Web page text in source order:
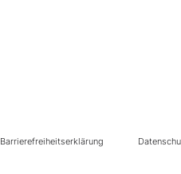
Barrierefreiheitserklärung